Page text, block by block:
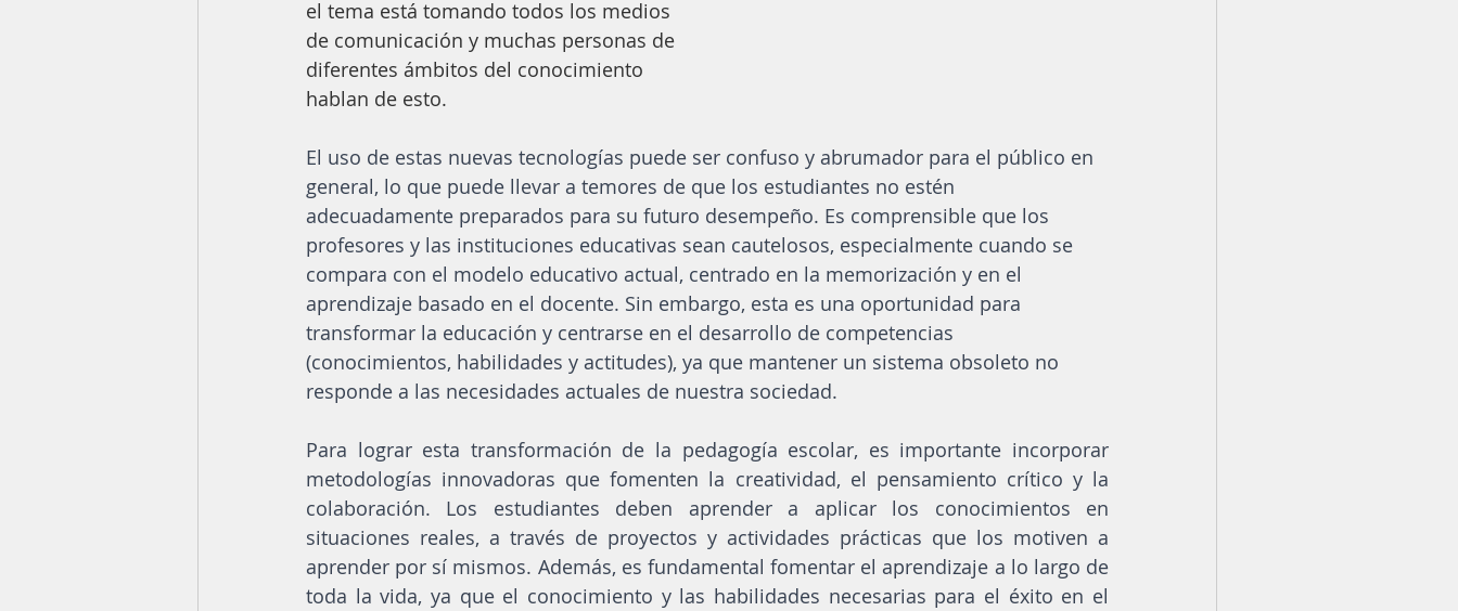
el tema está tomando todos los medios
de comunicación y muchas personas de
diferentes ámbitos del conocimiento
hablan de esto.
El uso de estas nuevas tecnologías puede ser confuso y abrumador para el público en
general, lo que puede llevar a temores de que los estudiantes no estén
adecuadamente preparados para su futuro desempeño. Es comprensible que los
profesores y las instituciones educativas sean cautelosos, especialmente cuando se
compara con el modelo educativo actual, centrado en la memorización y en el
aprendizaje basado en el docente. Sin embargo, esta es una oportunidad para
transformar la educación y centrarse en el desarrollo de competencias
(conocimientos, habilidades y actitudes), ya que mantener un sistema obsoleto no
responde a las necesidades actuales de nuestra sociedad.
Para lograr esta transformación de la pedagogía escolar, es importante incorporar
metodologías innovadoras que fomenten la creatividad, el pensamiento crítico y la
colaboración. Los estudiantes deben aprender a aplicar los conocimientos en
situaciones reales, a través de proyectos y actividades prácticas que los motiven a
aprender por sí mismos. Además, es fundamental fomentar el aprendizaje a lo largo de
toda la vida, ya que el conocimiento y las habilidades necesarias para el éxito en el